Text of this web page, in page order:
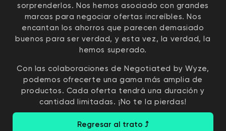
sorprenderlos. Nos hemos asociado con grandes
marcas para negociar ofertas increíbles. Nos
encantan los ahorros que parecen demasiado
buenos para ser verdad, y esta vez, la verdad, la
hemos superado.
Con las colaboraciones de Negotiated by Wyze,
podemos ofrecerte una gama más amplia de
productos. Cada oferta tendrá una duración y
cantidad limitadas. ¡No te la pierdas!
Regresar al trato ⤴